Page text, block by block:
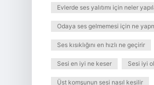
Evlerde ses yalıtımı için neler
Odaya ses gelmemesi için ne
Ses kısıklığını en hızlı ne geçirir
Sesi en iyi ne keser Sesi iyi
Üst komşunun sesi nasıl kesilir